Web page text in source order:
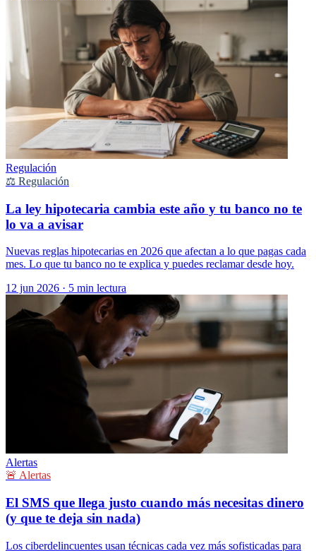
Regulación
⚖️ Regulación
La ley hipotecaria cambia este año y tu banco no te
lo va a avisar
Nuevas reglas hipotecarias en 2026 que afectan a lo que pagas cada
mes. Lo que tu banco no te explica y puedes reclamar desde hoy.
12 jun 2026 · 5 min lectura
Alertas
🚨 Alertas
El SMS que llega justo cuando más necesitas dinero
(y que te deja sin nada)
Los ciberdelincuentes usan técnicas cada vez más sofisticadas para